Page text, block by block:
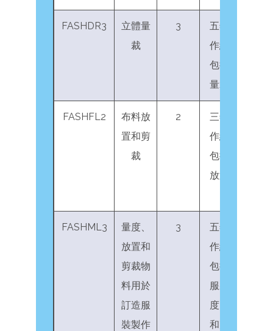
FASHDR3
立體量
裁
3
五年服裝業工
作經驗，當中
包括三年立體
量裁工作經驗
FASHFL2
布料放
置和剪
裁
2
三年服裝業工
作經驗，當中
包括兩年布料
放置和剪裁工
FASHML3
量度、
放置和
剪裁物
料用於
訂造服
裝製作
3
五年服裝業工
作經驗，當中
包括三年訂造
服裝製作的量
度、物料放置
和剪裁工作經